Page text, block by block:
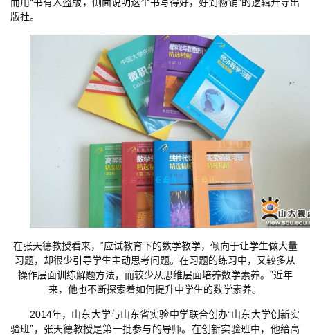
而用“书有人盗版，侧面说明这个书写得好，好到畅销”的逻辑开导出
版社。
在张天德教授看来，“应试教育下的数学教学，倾向于让学生做大量
习题，却很少引导学生主动思考问题。在习题的练习中，又较多从
操作层面训练解题方法，而较少从思维层面培养数学素养。”近年
来，他也不断探索着如何提升中学生的数学素养。
2014年，山东大学与山东省实验中学联合创办“山东大学创新实
验班”，张天德教授是第一批参与的导师。在创新实验班中，他给高